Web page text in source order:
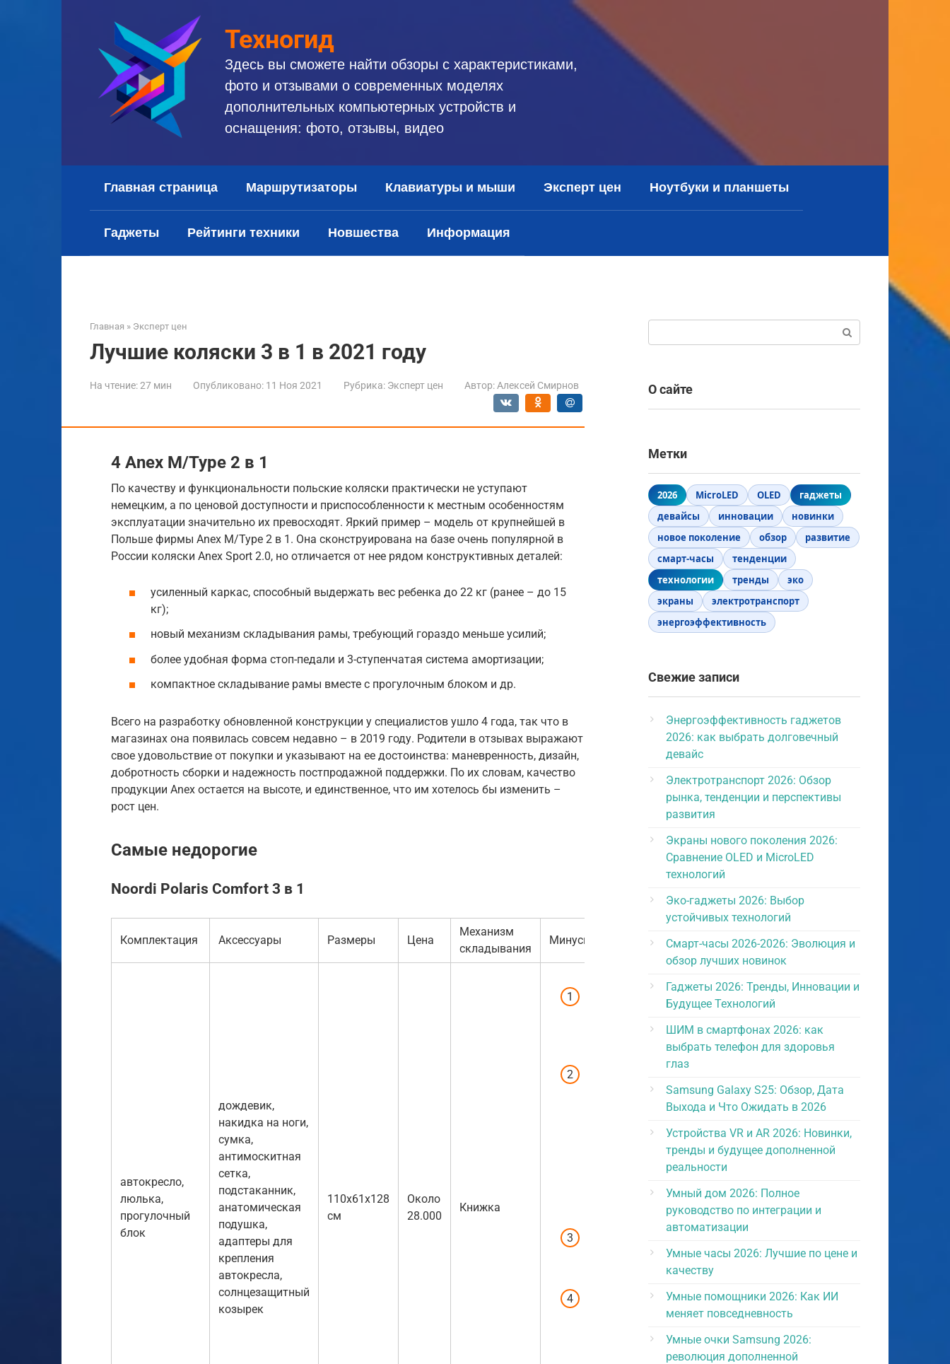
Техногид
Здесь вы сможете найти обзоры с характеристиками,
фото и отзывами о современных моделях
дополнительных компьютерных устройств и
оснащения: фото, отзывы, видео
Главная страница Маршрутизаторы Клавиатуры и мыши Эксперт цен Ноутбуки и планшеты
Гаджеты Рейтинги техники Новшества Информация
Главная » Эксперт цен
Лучшие коляски 3 в 1 в 2021 году
На чтение:27 мин Опубликовано: 11 Ноя 2021 Рубрика: Эксперт цен Автор: Алексей Смирнов
4 Anex M/Type 2 в 1
По качеству и функциональности польские коляски практически не уступают
немецким, а по ценовой доступности и приспособленности к местным особенностям
эксплуатации значительно их превосходят. Яркий пример – модель от крупнейшей в
Польше фирмы Anex M/Type 2 в 1. Она сконструирована на базе очень популярной в
России коляски Anex Sport 2.0, но отличается от нее рядом конструктивных деталей:
усиленный каркас, способный выдержать вес ребенка до 22 кг (ранее – до 15
кг);
новый механизм складывания рамы, требующий гораздо меньше усилий;
более удобная форма стоп-педали и 3-ступенчатая система амортизации;
компактное складывание рамы вместе с прогулочным блоком и др.
Всего на разработку обновленной конструкции у специалистов ушло 4 года, так что в
магазинах она появилась совсем недавно – в 2019 году. Родители в отзывах выражают
свое удовольствие от покупки и указывают на ее достоинства: маневренность, дизайн,
добротность сборки и надежность постпродажной поддержки. По их словам, качество
продукции Anex остается на высоте, и единственное, что им хотелось бы изменить –
рост цен.
Самые недорогие
Noordi Polaris Comfort 3 в 1
Комплектация Аксессуары Размеры Цена
Механизм
складывания
Минусы
автокресло,
люлька,
прогулочный
блок
дождевик,
накидка на ноги,
сумка,
антимоскитная
сетка,
подстаканник,
анатомическая
подушка,
адаптеры для
крепления
автокресла,
солнцезащитный
козырек
110x61x128
см
Около
28.000
Книжка
складывать без
протекторе, но
колеса и без них
уверенно идут и
прокручиваются
защищает от
сильного ветра.
О сайте
Метки
2026 MicroLED OLED
гаджеты
девайсы
инновации
новинки
новое поколение
обзор
развитие
смарт-часы
тенденции
технологии
тренды
эко
экраны
электротранспорт
энергоэффективность
Свежие записи
Энергоэффективность гаджетов
2026: как выбрать долговечный
девайс
Электротранспорт 2026: Обзор
рынка, тенденции и перспективы
развития
Экраны нового поколения 2026:
Сравнение OLED и MicroLED
технологий
Эко-гаджеты 2026: Выбор
устойчивых технологий
Смарт-часы 2026-2026: Эволюция и
обзор лучших новинок
Гаджеты 2026: Тренды, Инновации и
Будущее Технологий
ШИМ в смартфонах 2026: как
выбрать телефон для здоровья
глаз
Samsung Galaxy S25: Обзор, Дата
Выхода и Что Ожидать в 2026
Устройства VR и AR 2026: Новинки,
тренды и будущее дополненной
реальности
Умный дом 2026: Полное
руководство по интеграции и
автоматизации
Умные часы 2026: Лучшие по цене и
качеству
Умные помощники 2026: Как ИИ
меняет повседневность
Умные очки Samsung 2026:
революция дополненной